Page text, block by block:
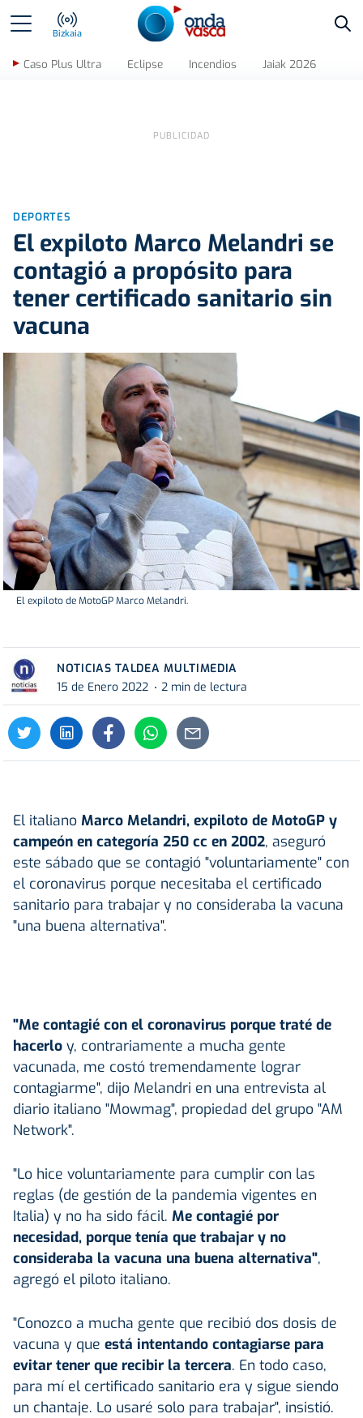
Bizkaia
Caso Plus Ultra Eclipse Incendios Jaiak 2026
DEPORTES
El expiloto Marco Melandri se
contagió a propósito para
tener certificado sanitario sin
vacuna
El expiloto de MotoGP Marco Melandri.
NOTICIAS TALDEA MULTIMEDIA
15 de Enero 2022
2 min de lectura
El italiano Marco Melandri, expiloto de MotoGP y
campeón en categoría 250 cc en 2002, aseguró
este sábado que se contagió "voluntariamente" con
el coronavirus porque necesitaba el certificado
sanitario para trabajar y no consideraba la vacuna
"una buena alternativa".
"Me contagié con el coronavirus porque traté de
hacerlo y, contrariamente a mucha gente
vacunada, me costó tremendamente lograr
contagiarme", dijo Melandri en una entrevista al
diario italiano "Mowmag", propiedad del grupo "AM
Network".
"Lo hice voluntariamente para cumplir con las
reglas (de gestión de la pandemia vigentes en
Italia) y no ha sido fácil. Me contagié por
necesidad, porque tenía que trabajar y no
consideraba la vacuna una buena alternativa",
agregó el piloto italiano.
"Conozco a mucha gente que recibió dos dosis de
vacuna y que está intentando contagiarse para
evitar tener que recibir la tercera. En todo caso,
para mí el certificado sanitario era y sigue siendo
un chantaje. Lo usaré solo para trabajar", insistió.